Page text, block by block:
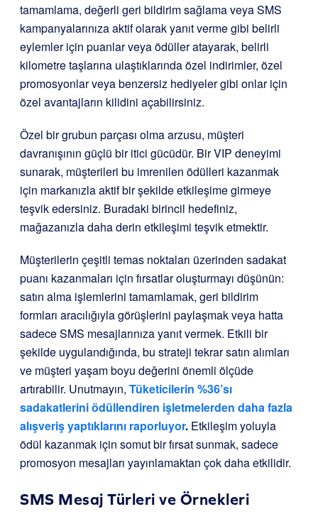
tamamlama, değerli geri bildirim sağlama veya SMS
kampanyalarınıza aktif olarak yanıt verme gibi belirli
eylemler için puanlar veya ödüller atayarak, belirli
kilometre taşlarına ulaştıklarında özel indirimler, özel
promosyonlar veya benzersiz hediyeler gibi onlar için
özel avantajların kilidini açabilirsiniz.
Özel bir grubun parçası olma arzusu, müşteri
davranışının güçlü bir itici gücüdür. Bir VIP deneyimi
sunarak, müşterileri bu imrenilen ödülleri kazanmak
için markanızla aktif bir şekilde etkileşime girmeye
teşvik edersiniz. Buradaki birincil hedefiniz,
mağazanızla daha derin etkileşimi teşvik etmektir.
Müşterilerin çeşitli temas noktaları üzerinden sadakat
puanı kazanmaları için fırsatlar oluşturmayı düşünün:
satın alma işlemlerini tamamlamak, geri bildirim
formları aracılığıyla görüşlerini paylaşmak veya hatta
sadece SMS mesajlarınıza yanıt vermek. Etkili bir
şekilde uygulandığında, bu strateji tekrar satın alımları
ve müşteri yaşam boyu değerini önemli ölçüde
artırabilir. Unutmayın, Tüketicilerin %36’sı
sadakatlerini ödüllendiren işletmelerden daha fazla
alışveriş yaptıklarını raporluyor. Etkileşim yoluyla
ödül kazanmak için somut bir fırsat sunmak, sadece
promosyon mesajları yayınlamaktan çok daha etkilidir.
SMS Mesaj Türleri ve Örnekleri